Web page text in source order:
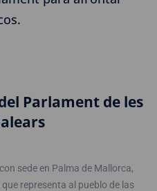
Parlament de les
sede en Palma de Mallorca,
representa al pueblo de las